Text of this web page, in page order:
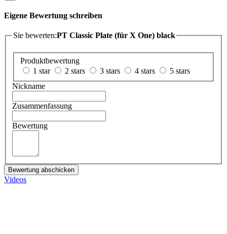
Eigene Bewertung schreiben
Sie bewerten:PT Classic Plate (für X One) black
Produktbewertung
1 star
2 stars 3 stars 4 stars
5 stars
Nickname
Zusammenfassung
Bewertung
Bewertung abschicken
Videos